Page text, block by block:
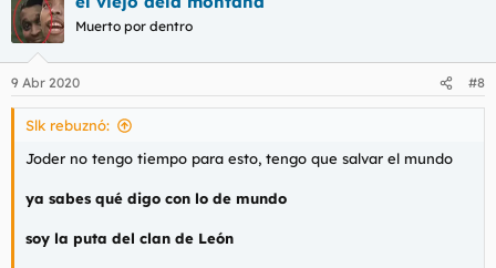
c
i
e
s
Muerto por dentro
9 Abr 2020 #8
Slk rebuznó:
Joder no tengo tiempo para esto, tengo que salvar el mundo
ya sabes qué digo con lo de mundo
soy la puta del clan de León